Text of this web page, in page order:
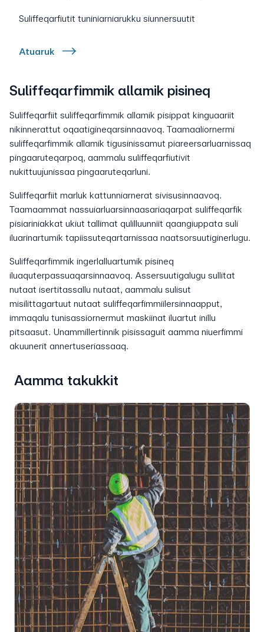
Suliffeqarfiutit tuniniarniarukku siunnersuutit
Atuaruk
Suliffeqarfimmik allamik pisineq
Suliffeqarfiit suliffeqarfimmik allamik pisippat kinguaariit
nikinnerattut oqaatigineqarsinnaavoq. Taamaaliornermi
suliffeqarfimmik allamik tigusinissamut piareersarluarnissaq
pingaaruteqarpoq, aammalu suliffeqarfiutivit
nukittuujunissaa pingaaruteqarluni.
Suliffeqarfiit marluk kattunniarnerat sivisusinnaavoq.
Taamaammat nassuiarluarsinnaasariaqarpat suliffeqarfik
pisiariniakkat ukiut tallimat qulilluunniit qaangiuppata suli
iluarinartumik tapiissuteqartarnissaa naatsorsuutiginerlugu.
Suliffeqarfimmik ingerlalluartumik pisineq
iluaquterpassuaqarsinnaavoq. Assersuutigalugu sullitat
nutaat isertitassallu nutaat, aammalu sulisut
misilittagartuut nutaat suliffeqarfimmiilersinnaapput,
immaqalu tunisassiornermut maskiinat iluartut inillu
pitsaasut. Unammillertinnik pisissaguit aamma niuerfimmi
akuunerit annertuseriassaaq.
Aamma takukkit